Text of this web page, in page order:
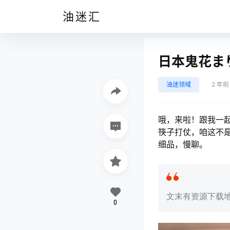
油迷汇
日本鬼花
油迷领域 2 年前
哦，来啦！跟我一
筷子打仗，咱这不
细品，慢聊。
文末有资源下载
0